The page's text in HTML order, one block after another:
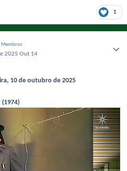
1
Membros
2025Out 14
10 de outubro de 2025